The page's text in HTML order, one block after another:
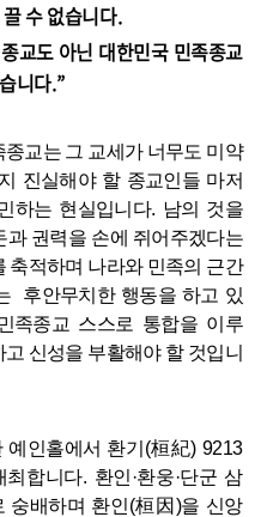
수 없습니다.
교도 아닌 대한민국 민족종교
니다.”
교는 그 교세가 너무도 미약
진실해야 할 종교인들 마저
하는 현실입니다. 남의 것을
권력을 손에 쥐어주겠다는
축적하며 나라와 민족의 근간
후안무치한 행동을 하고 있
족종교 스스로 통합을 이루
신성을 부활해야 할 것입니
인홀에서 환기 (桓紀) 9213
최합니다. 환인·환웅·단군 삼
숭배하며 환인(桓因 )을 신앙